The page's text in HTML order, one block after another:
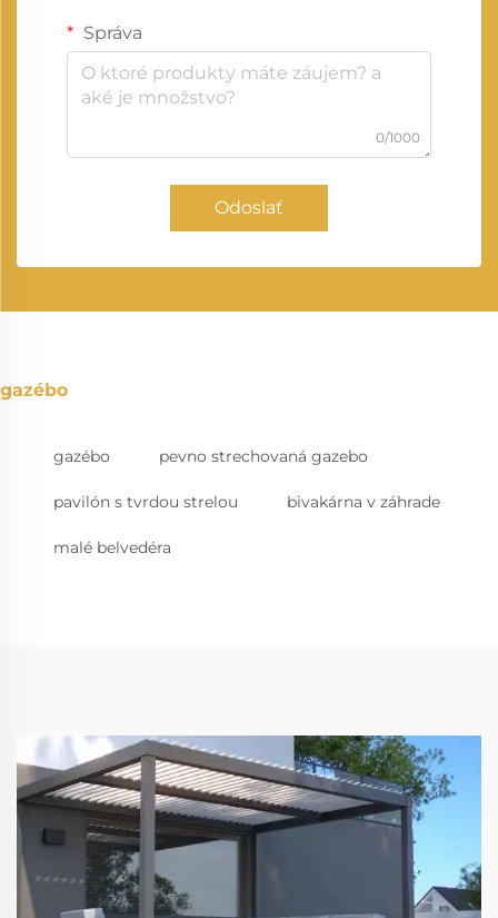
Správa
0/1000
Odoslať
gazébo
gazébo pevno strechovaná gazebo
pavilón s tvrdou strelou bivakárna v záhrade
malé belvedéra